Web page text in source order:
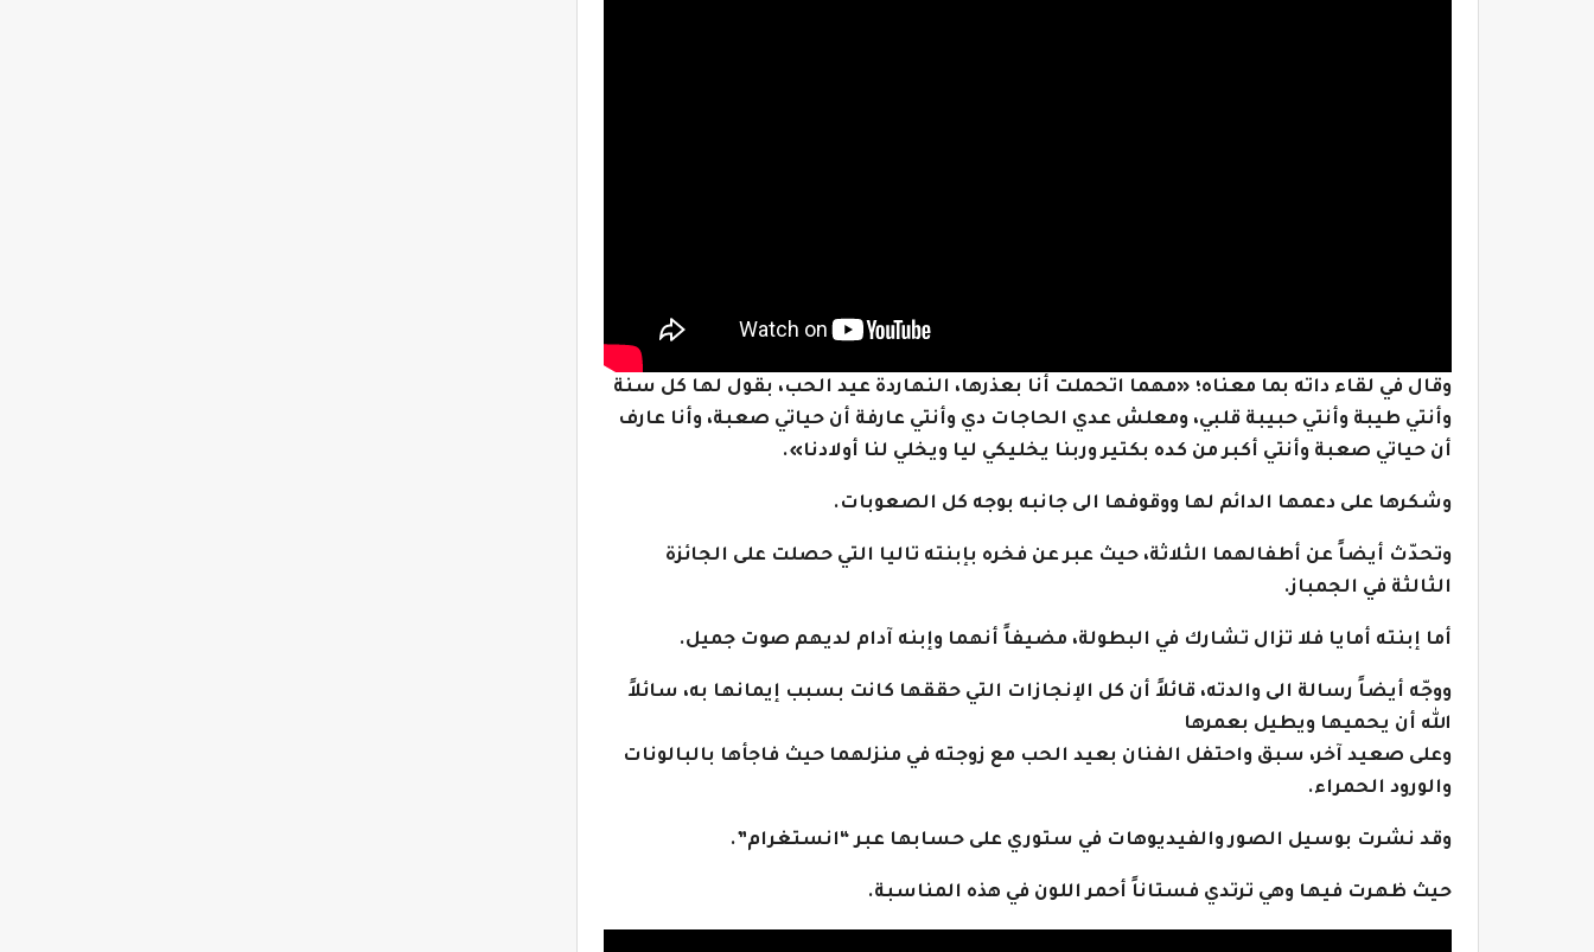
وقال في لقاء داته بما معناه؛ «مهما اتحملت أنا بعذرها، النهاردة عيد الحب، بقول لها كل سنة
وأنتي طيبة وأنتي حبيبة قلبي، ومعلش عدي الحاجات دي وأنتي عارفة أن حياتي صعبة، وأنا عارف
أن حياتي صعبة وأنتي أكبر من كده بكتير وربنا يخليكي ليا ويخلي لنا أولادنا».
وشكرها على دعمها الدائم لها ووقوفها الى جانبه بوجه كل الصعوبات.
وتحدّث أيضاً عن أطفالهما الثلاثة، حيث عبر عن فخره بإبنته تاليا التي حصلت على الجائزة
الثالثة في الجمباز.
أما إبنته أمايا فلا تزال تشارك في البطولة، مضيفاً أنهما وإبنه آدام لديهم صوت جميل.
ووجّه أيضاً رسالة الى والدته، قائلاً أن كل الإنجازات التي حققها كانت بسبب إيمانها به، سائلاً
الله أن يحميها ويطيل بعمرها
وعلى صعيد آخر، سبق واحتفل الفنان بعيد الحب مع زوجته في منزلهما حيث فاجأها بالبالونات
والورود الحمراء.
وقد نشرت بوسيل الصور والفيديوهات في ستوري على حسابها عبر “انستغرام”.
حيث ظهرت فيها وهي ترتدي فستاناً أحمر اللون في هذه المناسبة.